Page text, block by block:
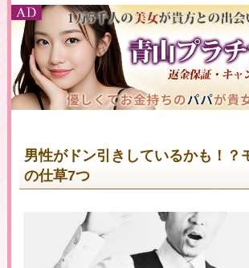
▶女性用公式HPへのリン
男性がドン引きしているかも！？
の仕草7つ